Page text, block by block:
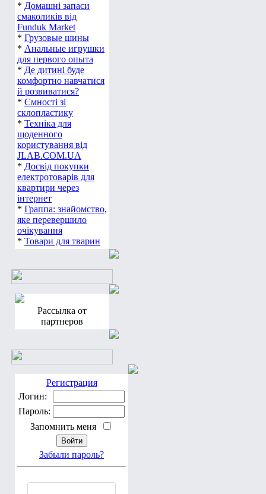
* Домашні запаси
смаколиків від
Funduk Market
* Грузовые шины
* Анальные игрушки
для первого опыта
* Де дитині буде
комфортно навчатися
й розвиватися?
* Ємності зі
склопластику
* Техніка для
щоденного
користування від
JLAB.COM.UA
* Досвід покупки
електротоварів для
квартири через
інтернет
* Граппа: знайомство,
яке перевершило
очікування
* Товари для тварин
Рассылка от
партнеров
Регистрация
Логин:
Пароль:
Запомнить меня
Забыли пароль?